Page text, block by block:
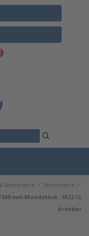
Strahlrohre ⁄ Strahlrohre ⁄
mm Mundstück : M22 IG
drehbar